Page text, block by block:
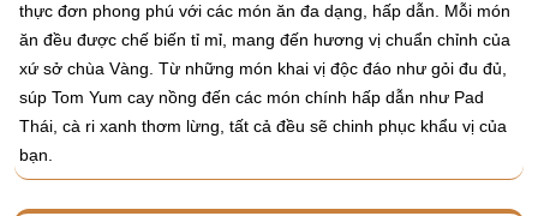
thực đơn phong phú với các món ăn đa dạng, hấp dẫn. Mỗi món
ăn đều được chế biến tỉ mỉ, mang đến hương vị chuẩn chỉnh của
xứ sở chùa Vàng. Từ những món khai vị độc đáo như gỏi đu đủ,
súp Tom Yum cay nồng đến các món chính hấp dẫn như Pad
Thái, cà ri xanh thơm lừng, tất cả đều sẽ chinh phục khẩu vị của
bạn.